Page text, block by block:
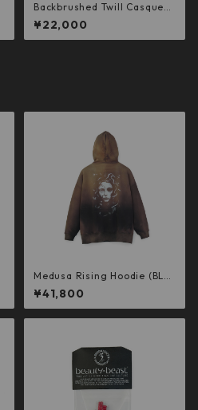
Backbrushed Twill Casquett
e (BLACK)
¥22,000
Medusa Rising Hoodie (BLA
CK)
¥41,800